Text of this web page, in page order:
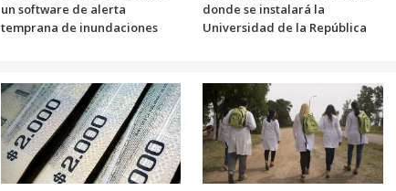
un software de alerta
temprana de inundaciones
donde se instalará la
Universidad de la República